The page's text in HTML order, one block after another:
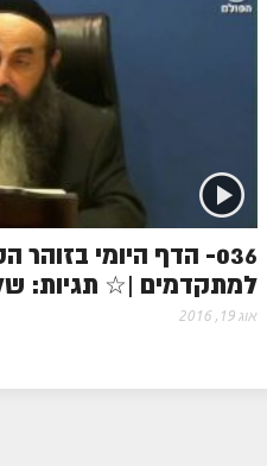
036- הדף היומי
למתקדמים |☆ תגיות:
אוג 19, 2016